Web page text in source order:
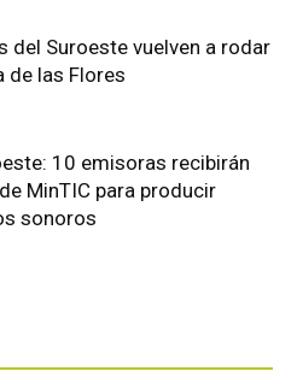
del Suroeste vuelven a rodar
de las Flores
10 emisoras recibirán
MinTIC para producir
sonoros